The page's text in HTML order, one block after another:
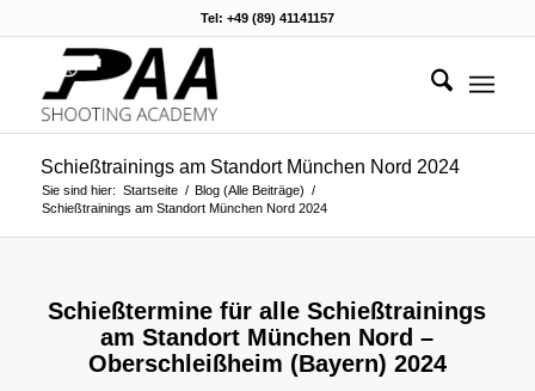
Tel: +49 (89) 41141157
Schießtrainings am Standort München Nord 2024
Sie sind hier: Startseite / Blog (Alle Beiträge) /
Schießtrainings am Standort München Nord 2024
Schießtermine für alle Schießtrainings
am Standort München Nord –
Oberschleißheim (Bayern) 2024